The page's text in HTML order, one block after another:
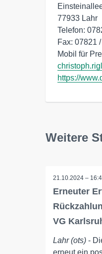
77933 Lahr
Telefon:
Fax: 07821
https://
Weitere
21.10.2024 –
Erneuter
VG
Lahr (ots) -
erneut ein